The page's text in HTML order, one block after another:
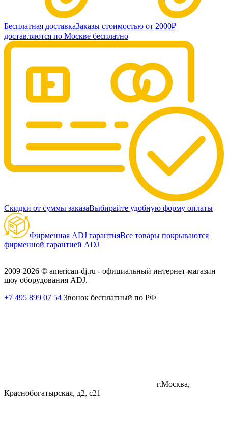
Бесплатная доставкаЗаказы стоимостью от 2000₽
доставляются по Москве бесплатно
Скидки от суммы заказаВыбирайте удобную форму оплаты
Фирменная ADJ гарантияВсе товары покрываются
фирменной гарантией ADJ
2009-2026 © american-dj.ru - официальный интернет-магазин
шоу оборудования ADJ.
+7 495 899 07 54 Звонок бесплатный по РФ
г.Москва,
Краснобогатырская, д2, с21